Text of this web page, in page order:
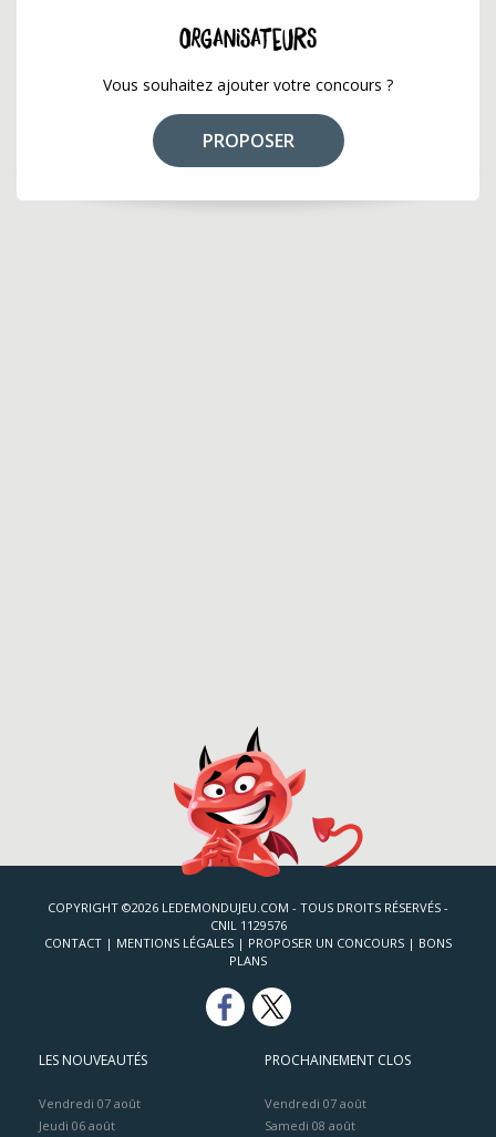
ORGANISATEURS
Vous souhaitez ajouter votre concours ?
PROPOSER
COPYRIGHT ©2026 LEDEMONDUJEU.COM - TOUS DROITS RÉSERVÉS -
CNIL 1129576
CONTACT | MENTIONS LÉGALES | PROPOSER UN CONCOURS | BONS
PLANS
LES NOUVEAUTÉS
Vendredi 07 août
Jeudi 06 août
PROCHAINEMENT CLOS
Vendredi 07 août
Samedi 08 août